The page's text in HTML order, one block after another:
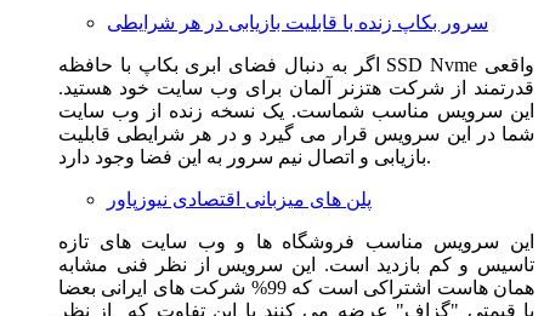
سرور بکاپ زنده با قابلیت بازیابی در هر شرایطی
اگر به دنبال فضای ابری بکاپ با حافظه SSD Nvme واقعی
قدرتمند از شرکت هتزنر آلمان برای وب سایت خود هستید.
این سرویس مناسب شماست. یک نسخه زنده از وب سایت
شما در این سرویس قرار می گیرد و در هر شرایطی قابلیت
بازیابی و اتصال نیم سرور به این فضا وجود دارد.
پلن های میزبانی اقتصادی نیوزپاور
این سرویس مناسب فروشگاه ها و وب سایت های تازه
تاسیس و کم بازدید است. این سرویس از نظر فنی مشابه
همان هاست اشتراکی است که 99% شرکت های ایرانی بعضا
با قیمتی "گزاف" عرضه می کنند با این تفاوت که از نظر